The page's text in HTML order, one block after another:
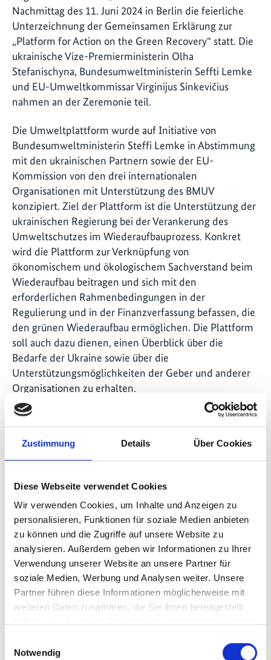
Zustimmung Details Über Cookies
Diese Webseite verwendet Cookies
Wir verwenden Cookies, um Inhalte und Anzeigen zu
personalisieren, Funktionen für soziale Medien anbieten
zu können und die Zugriffe auf unsere Website zu
analysieren. Außerdem geben wir Informationen zu Ihrer
Verwendung unserer Website an unsere Partner für
soziale Medien, Werbung und Analysen weiter. Unsere
Partner führen diese Informationen möglicherweise mit
weiteren Daten zusammen, die Sie ihnen bereitgestellt
Notwendig
Nachmittag des 11. Juni 2024 in Berlin die feierliche
Unterzeichnung der Gemeinsamen Erklärung zur
„Platform for Action on the Green Recovery“ statt. Die
ukrainische Vize-Premierministerin Olha
Stefanischyna, Bundesumweltministerin Seffti Lemke
und EU-Umweltkommissar Virginijus Sinkevičius
nahmen an der Zeremonie teil.
Die Umweltplattform wurde auf Initiative von
Bundesumweltministerin Steffi Lemke in Abstimmung
mit den ukrainischen Partnern sowie der EU-
Kommission von den drei internationalen
Organisationen mit Unterstützung des BMUV
konzipiert. Ziel der Plattform ist die Unterstützung der
ukrainischen Regierung bei der Verankerung des
Umweltschutzes im Wiederaufbauprozess. Konkret
wird die Plattform zur Verknüpfung von
ökonomischem und ökologischem Sachverstand beim
Wiederaufbau beitragen und sich mit den
erforderlichen Rahmenbedingungen in der
Regulierung und in der Finanzverfassung befassen, die
den grünen Wiederaufbau ermöglichen. Die Plattform
soll auch dazu dienen, einen Überblick über die
Bedarfe der Ukraine sowie über die
Unterstützungsmöglichkeiten der Geber und anderer
Organisationen zu erhalten.
Das BMUV plant eine finanzielle Unterstützung der
IKI-Stand im Reformforum